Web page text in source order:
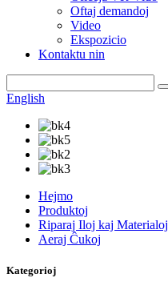
Oftaj demandoj
Video
Ekspozicio
Kontaktu nin
English
Hejmo
Produktoj
Riparaj Iloj kaj Materialoj
Aeraj Ĉukoj
Kategorioj